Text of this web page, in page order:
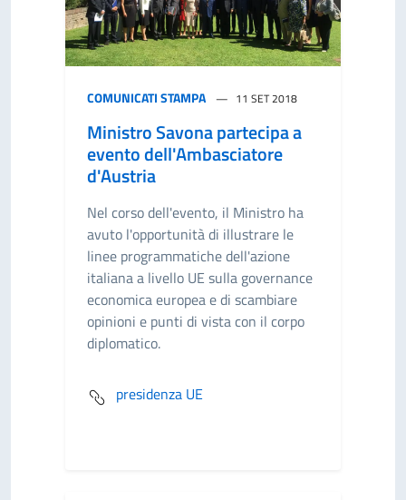
COMUNICATI STAMPA 11 SET 2018
Ministro Savona partecipa a
evento dell'Ambasciatore
d'Austria
Nel corso dell'evento, il Ministro ha
avuto l'opportunità di illustrare le
linee programmatiche dell'azione
italiana a livello UE sulla governance
economica europea e di scambiare
opinioni e punti di vista con il corpo
diplomatico.
presidenza UE